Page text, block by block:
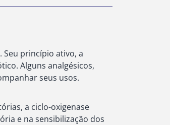
princípio ativo, a
Alguns analgésicos,
seus usos.
a ciclo-oxigenase
e na sensibilização dos